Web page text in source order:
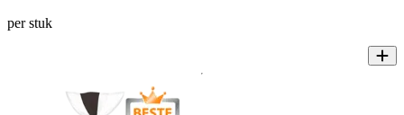
per stuk